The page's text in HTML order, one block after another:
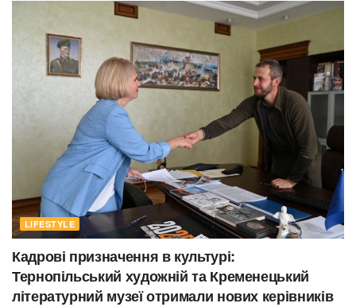
LIFESTYLE
Кадрові призначення в культурі:
Тернопільський художній та Кременецький
літературний музеї отримали нових керівників